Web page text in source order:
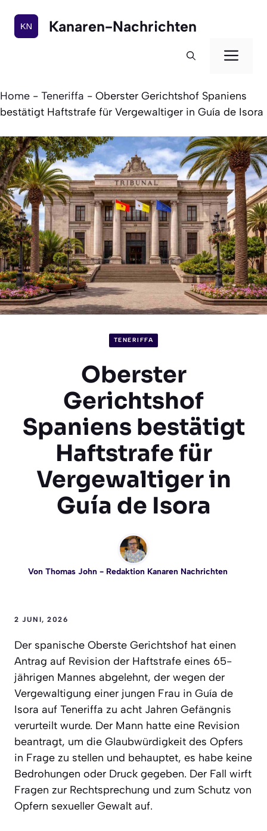
Inhalt
springen
Kanaren-Nachrichten
Home - Teneriffa - Oberster Gerichtshof Spaniens
bestätigt Haftstrafe für Vergewaltiger in Guía de Isora
TENERIFFA
Oberster
Gerichtshof
Spaniens bestätigt
Haftstrafe für
Vergewaltiger in
Guía de Isora
Von Thomas John- Redaktion Kanaren Nachrichten
2 JUNI, 2026
Der spanische Oberste Gerichtshof hat einen
Antrag auf Revision der Haftstrafe eines 65-
jährigen Mannes abgelehnt, der wegen der
Vergewaltigung einer jungen Frau in Guía de
Isora auf Teneriffa zu acht Jahren Gefängnis
verurteilt wurde. Der Mann hatte eine Revision
beantragt, um die Glaubwürdigkeit des Opfers
in Frage zu stellen und behauptet, es habe keine
Bedrohungen oder Druck gegeben. Der Fall wirft
Fragen zur Rechtsprechung und zum Schutz von
Opfern sexueller Gewalt auf.